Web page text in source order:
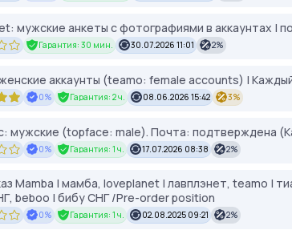
мужские анкеты с фотографиями в аккаунтах |
Гарантия: 30 мин. 30.07.2026 11:01 2%
аккаунты (teamo: female accounts) |
0% Гарантия: 2 ч. 08.06.2026 15:42 3%
мужские (topface: male). Почта: подтверждена
0% Гарантия: 1 ч. 17.07.2026 08:38 2%
Mamba | мамба, loveplanet | лавплэнет, teamo |
beboo | бибу СНГ /Pre-order position
0% Гарантия: 1 ч. 02.08.2025 09:21 2%